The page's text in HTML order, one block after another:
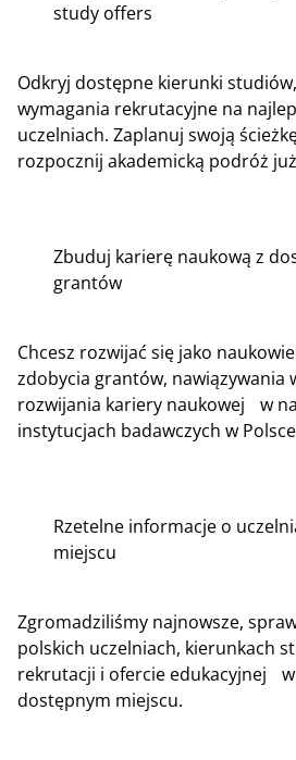
study offers
Odkryj dostępne kierunki
wymagania rekrutacyjne na
uczelniach. Zaplanuj swoją
rozpocznij akademicką podróż
Zbuduj karierę naukową z
grantów
Chcesz rozwijać się jako
zdobycia grantów, nawiązywania
rozwijania kariery naukowej w
instytucjach badawczych w
Rzetelne informacje o
miejscu
Zgromadziliśmy najnowsze,
polskich uczelniach, kierunkach
rekrutacji i ofercie edukacyjnej w
dostępnym miejscu.